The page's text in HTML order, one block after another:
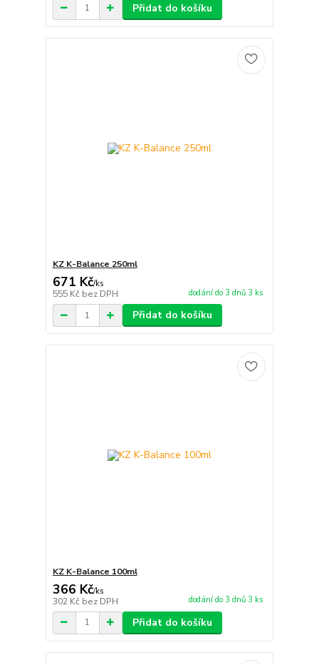
Přidat do košíku
KZ K-Balance 250ml
671 Kč/ks
555 Kč bez DPH dodání do 3 dnů 3 ks
Přidat do košíku
KZ K-Balance 100ml
366 Kč/ks
302 Kč bez DPH dodání do 3 dnů 3 ks
Přidat do košíku